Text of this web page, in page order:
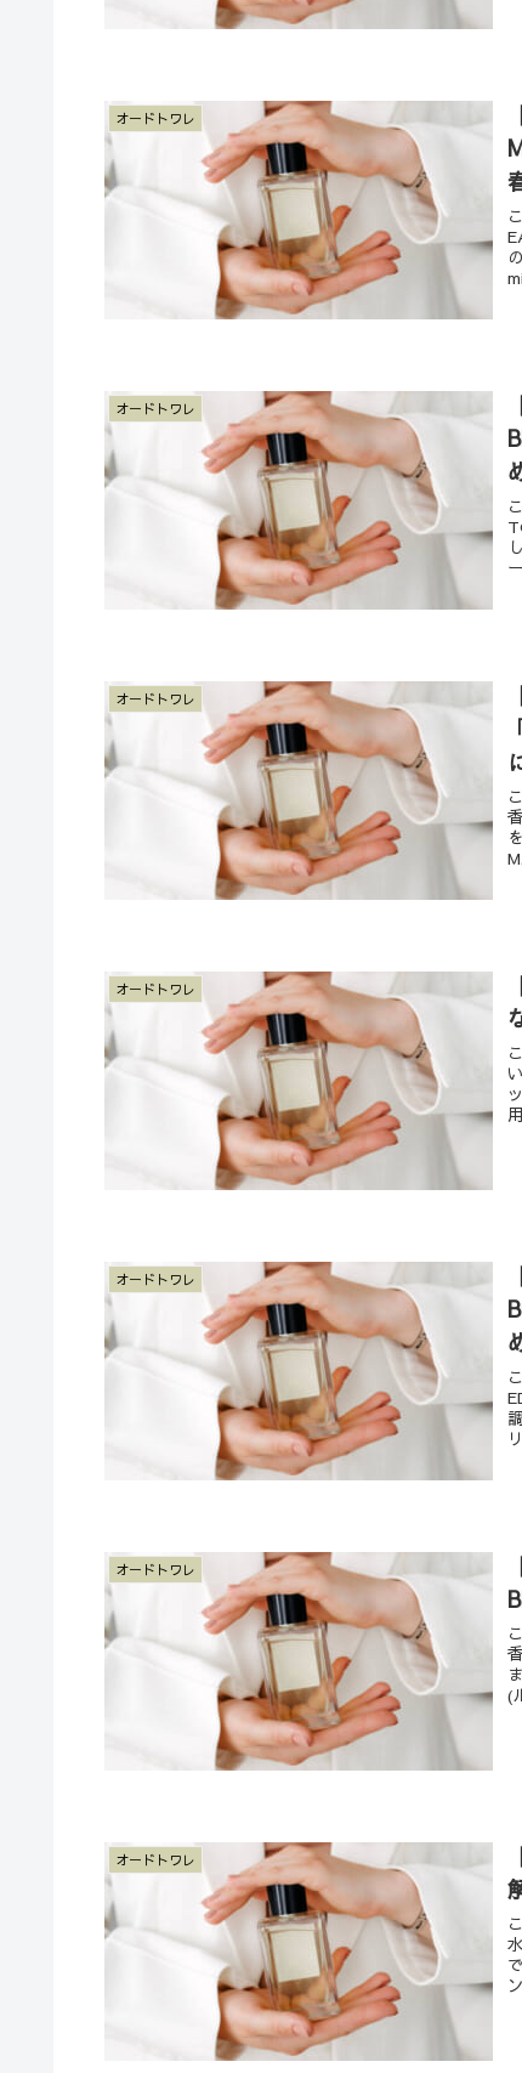
オードトワレ
オードトワレ
オードトワレ
オードトワレ
オードトワレ
オードトワレ
(
オードトワレ